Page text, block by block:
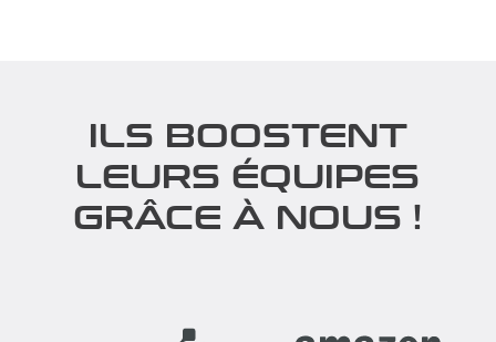
ILS BOOSTENT
LEURS ÉQUIPES
GRÂCE À NOUS !